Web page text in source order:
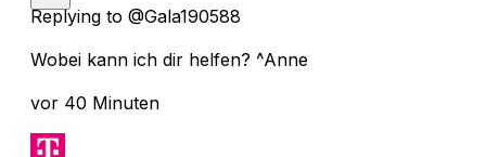
Replying to @Gala190588
Wobei kann ich dir helfen? ^Anne
vor 40 Minuten